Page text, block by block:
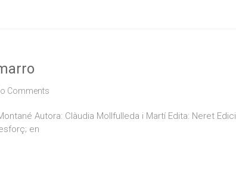
Comments
Autora: Clàudia Mollfulleda i Martí Edita: Neret
en